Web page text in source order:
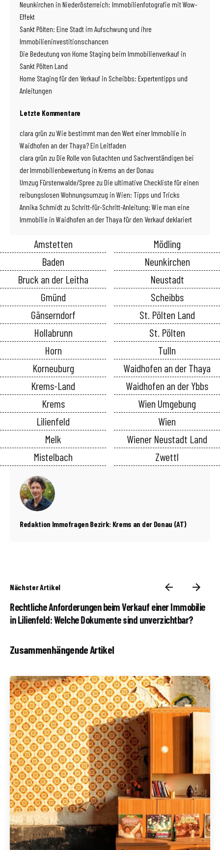
Neunkirchen in Niederösterreich: Immobilienfotografie mit Wow-
Effekt
Sankt Pölten: Eine Stadt im Aufschwung und ihre
Immobilieninvestitionschancen
Die Bedeutung von Home Staging beim Immobilienverkauf in
Sankt Pölten Land
Home Staging für den Verkauf in Scheibbs: Expertentipps und
Anleitungen
Letzte Kommentare
clara grün zu Wie bestimmt man den Wert einer Immobilie in
Waidhofen an der Thaya? Ein Leitfaden
clara grün zu Die Rolle von Gutachten und Sachverständigen bei
der Immobilienbewertung in Krems an der Donau
Umzug Fürstenwalde/Spree zu Die ultimative Checkliste für einen
reibungslosen Wohnungsumzug in Wien: Tipps und Tricks
Annika Schmidt zu Schritt-für-Schritt-Anleitung: Wie man eine
Immobilie in Waidhofen an der Thaya für den Verkauf deklariert
Amstetten
Baden
Bruck an der Leitha
Gmünd
Gänserndorf
Hollabrunn
Horn
Korneuburg
Krems-Land
Krems
Lilienfeld
Melk
Mistelbach
Mödling
Neunkirchen
Neustadt
Scheibbs
St. Pölten Land
St. Pölten
Tulln
Waidhofen an der Thaya
Waidhofen an der Ybbs
Wien Umgebung
Wien
Wiener Neustadt Land
Zwettl
Redaktion Immofragen Bezirk: Krems an der Donau (AT)
Nächster Artikel
Rechtliche Anforderungen beim Verkauf einer Immobilie
in Lilienfeld: Welche Dokumente sind unverzichtbar?
Zusammenhängende Artikel
Geschrieben von